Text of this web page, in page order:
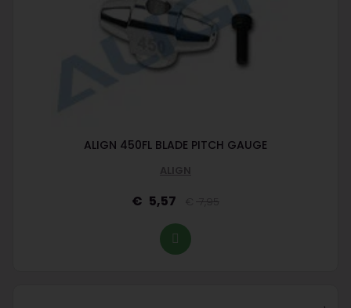
ALIGN 450FL BLADE PITCH GAUGE
ALIGN
5,57 7,95